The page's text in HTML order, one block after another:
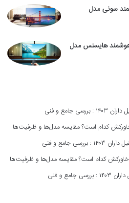
سونی مدل
هوشمند هایسنس مدل
جامع و فنی
کدام است؟ مقایسه مدل‌ها و ظرفیت‌ها
جامع و فنی
خاورکش کدام است؟ مقایسه مدل‌ها و ظرفیت‌ها
جامع و فنی